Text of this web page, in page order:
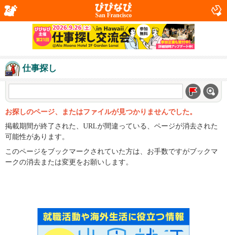
San Francisco
仕事探し
お探しのページ、またはファイルが見つかりませんでした。
掲載期間が終了された、URLが間違っている、ページが消去された
可能性があります。
このページをブックマークされていた方は、お手数ですがブックマ
ークの消去または変更をお願いします。